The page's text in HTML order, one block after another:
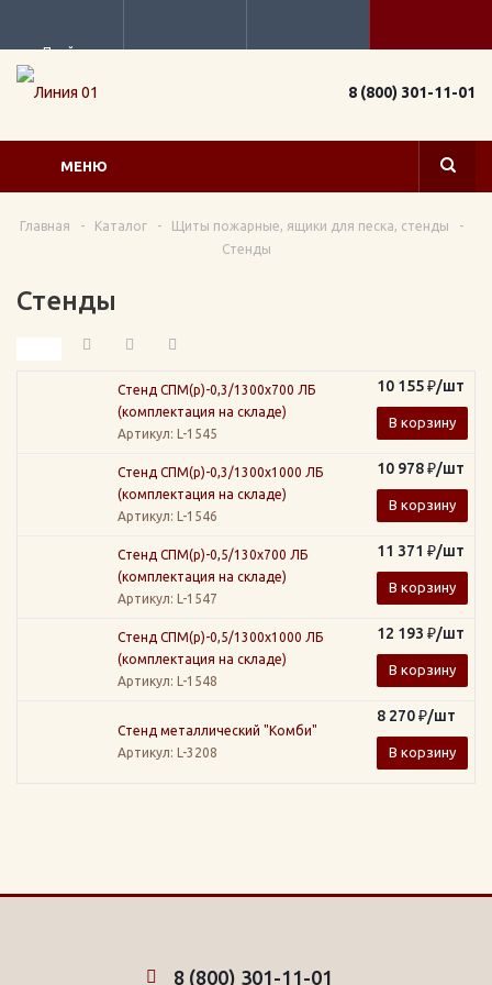
Прайс
8 (800) 301-11-01
МЕНЮ
Главная - Каталог - Щиты пожарные, ящики для песка, стенды
-
Стенды
Стенды
Стенд СПМ(р)-0,3/1300х700 ЛБ
(комплектация на складе)
Артикул: L-1545
10 155₽/шт
В корзину
Стенд СПМ(р)-0,3/1300х1000 ЛБ
(комплектация на складе)
Артикул: L-1546
10 978₽/шт
В корзину
Стенд СПМ(р)-0,5/130х700 ЛБ
(комплектация на складе)
Артикул: L-1547
11 371 ₽/шт
В корзину
Стенд СПМ(р)-0,5/1300х1000 ЛБ
(комплектация на складе)
Артикул: L-1548
12 193 ₽/шт
В корзину
Стенд металлический "Комби"
Артикул: L-3208
8 270₽/шт
В корзину
8 (800) 301-11-01